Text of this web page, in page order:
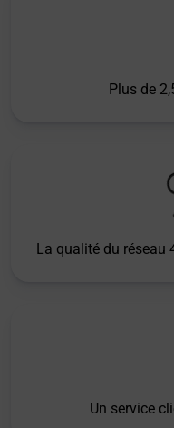
Plus de
La qualité du réseau
Un service